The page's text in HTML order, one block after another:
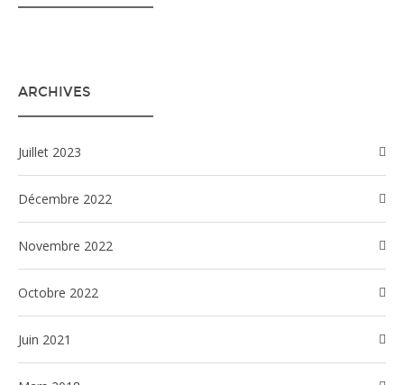
ARCHIVES
juillet 2023
décembre 2022
novembre 2022
octobre 2022
juin 2021